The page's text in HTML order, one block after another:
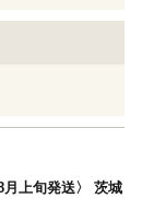
上旬発送〉 茨城